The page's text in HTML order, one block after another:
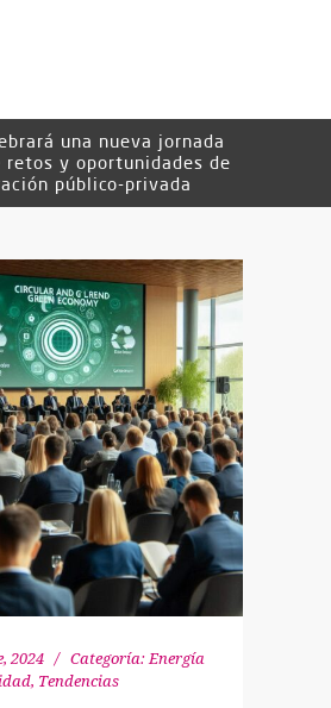
una nueva jornada
retos y oportunidades de
público-privada
2024 Categoría: Energía
, Tendencias